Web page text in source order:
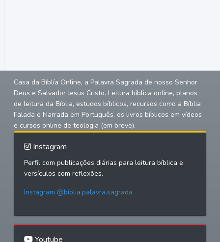
Casa da Bíblía Online, a Palavra Sagrada de nosso Senhor
Deus e Salvador Jesus Cristo. Leitura bíblica online, planos
de leitura da Bíblia, estudos bíblicos, recursos como a Bíblia
Falada e Narrada em Português, os livros bíblicos em vídeos
e cursos online de teologia (em breve).
Instagram
Perfil com publicações diárias para leitura bíblica e
versículos com reflexões.
Instagram @biblia.palavra.sagrada
Youtube